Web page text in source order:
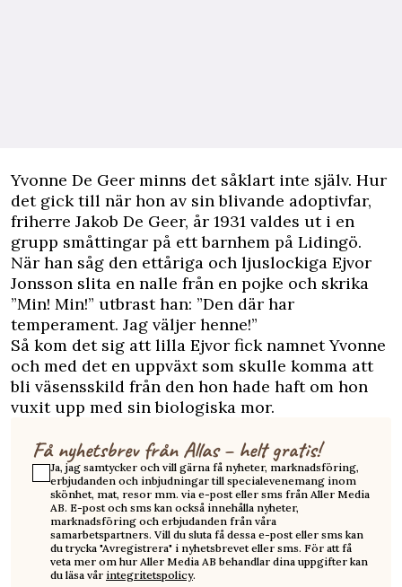
Yvonne De Geer minns det såklart inte själv. Hur
det gick till när hon av sin blivande adoptivfar,
friherre Jakob De Geer, år 1931 valdes ut i en
grupp småttingar på ett barnhem på Lidingö.
När han såg den ettåriga och ljuslockiga Ejvor
Jonsson slita en nalle från en pojke och skrika
”Min! Min!” utbrast han: ”Den där har
temperament. Jag väljer henne!”
Så kom det sig att lilla Ejvor fick namnet Yvonne
och med det en uppväxt som skulle komma att
bli väsensskild från den hon hade haft om hon
vuxit upp med sin biologiska mor.
Få nyhetsbrev från Allas – helt gratis!
Ja, jag samtycker och vill gärna få nyheter, marknadsföring,
erbjudanden och inbjudningar till specialevenemang inom
skönhet, mat, resor mm. via e-post eller sms från Aller Media
AB. E-post och sms kan också innehålla nyheter,
marknadsföring och erbjudanden från våra
samarbetspartners. Vill du sluta få dessa e-post eller sms kan
du trycka "Avregistrera" i nyhetsbrevet eller sms. För att få
veta mer om hur Aller Media AB behandlar dina uppgifter kan
du läsa vår integritetspolicy.